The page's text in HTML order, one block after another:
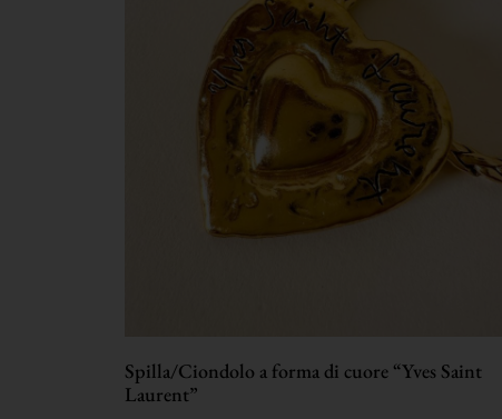
Spilla/Ciondolo a forma di cuore “Yves Saint
Laurent”